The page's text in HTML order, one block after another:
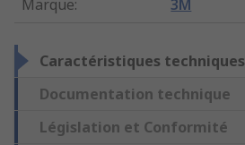
Marque: 3M
Caractéristiques techniques
Documentation technique
Législation et Conformité